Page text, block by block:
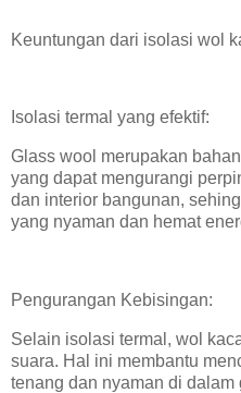
Keuntungan dari isolasi wol
Isolasi termal yang efektif:
Glass wool merupakan
yang dapat mengurangi
dan interior bangunan,
yang nyaman dan hemat
Pengurangan Kebisingan:
Selain isolasi termal, wol
suara. Hal ini membantu
tenang dan nyaman di dalam